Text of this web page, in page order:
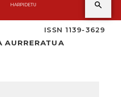
HARPIDETU
ISSN 1139-3629
AURRERATUA